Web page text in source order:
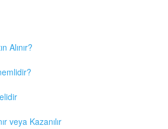
Alınır?
veya Kazanılır